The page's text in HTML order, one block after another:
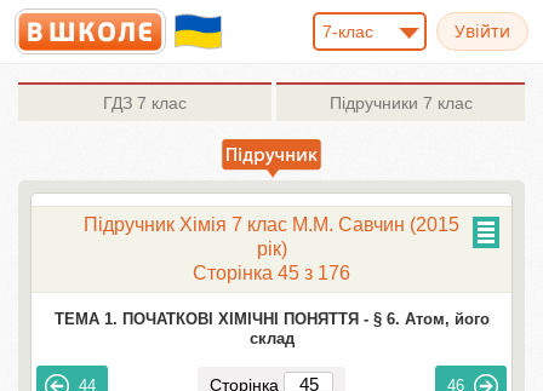
7-клас
ГДЗ 7 клас Підручники 7 клас
Підручник Хімія 7 клас М.М. Савчин (2015
рік)
Сторінка 45 з 176
ТЕМА 1. ПОЧАТКОВІ ХІМІЧНІ ПОНЯТТЯ - § 6. Атом, його
склад
44 Сторінка 46